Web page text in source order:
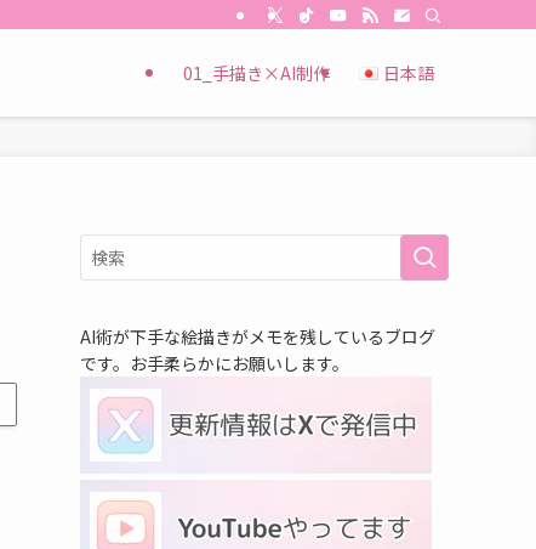
01_手描き×AI制作 日本語
AI術が下手な絵描きがメモを残しているブログ
です。お手柔らかにお願いします。